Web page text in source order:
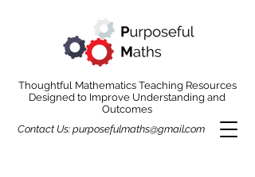
Thoughtful Mathematics Teaching Resources
Designed to Improve Understanding and
Outcomes
Contact Us: purposefulmaths@gmail.com